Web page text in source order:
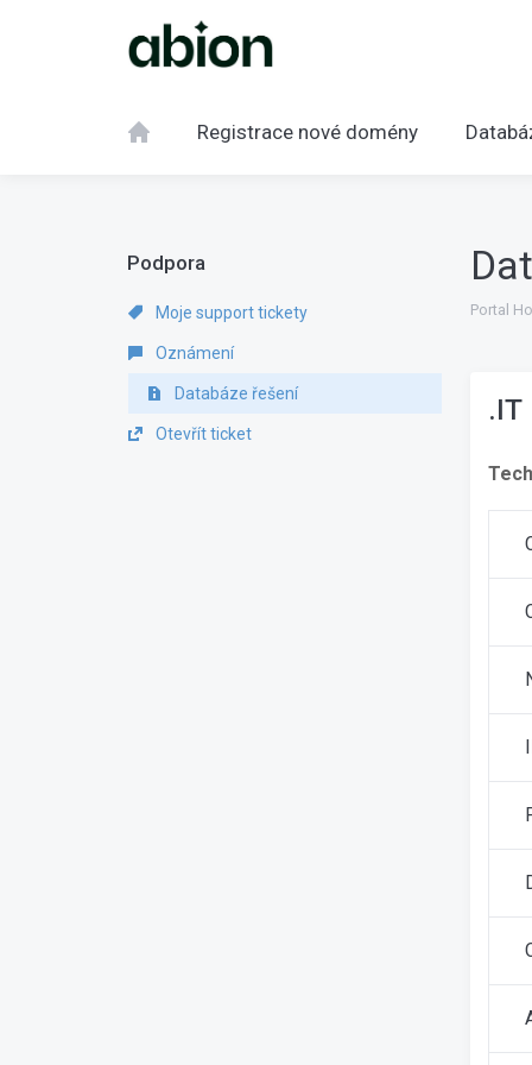
Registrace nové domény
Portal
.IT
Podpora
Moje support tickety
Oznámení
Databáze řešení
Otevřít ticket